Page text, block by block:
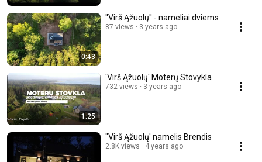
0:43
''Virš Ąžuolų'' - nameliai dviems
87 views 3 years ago
1:25
'Virš Ąžuolų' Moterų Stovykla
732 views 3 years ago
"Virš Ąžuolų' namelis Brendis
2.8K views 4 years ago